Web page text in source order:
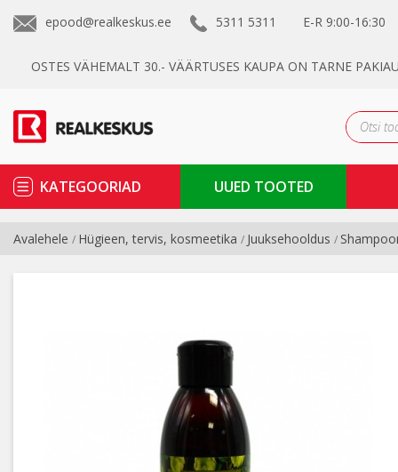
epood@realkeskus.ee 5311 5311 E-R 9:00-16:30
OSTES VÄHEMALT 30.- VÄÄRTUSES KAUPA ON TARNE
KATEGOORIAD UUED TOOTED
Avalehele / Hügieen, tervis, kosmeetika / Juuksehooldus /